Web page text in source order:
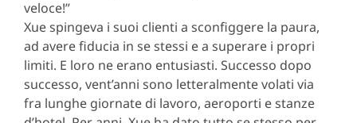
veloce!”
Xue spingeva i suoi clienti a sconfiggere la paura,
ad avere fiducia in se stessi e a superare i propri
limiti. E loro ne erano entusiasti. Successo dopo
successo, vent’anni sono letteralmente volati via
fra lunghe giornate di lavoro, aeroporti e stanze